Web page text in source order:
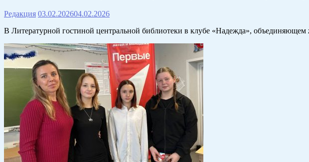
Редакция 03.02.202604.02.2026
В Литературной гостиной центральной библиотеки в клубе «Надежда»,